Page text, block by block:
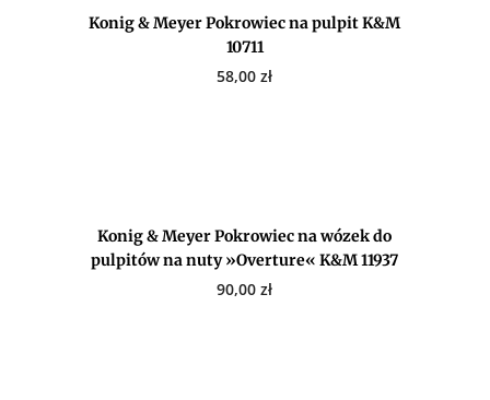
Konig & Meyer Pokrowiec na pulpit K&M
10711
58,00zł
Konig & Meyer Pokrowiec na wózek do
pulpitów na nuty »Overture« K&M 11937
90,00zł